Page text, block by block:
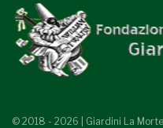
© 2018 - 2026 | Giardini La